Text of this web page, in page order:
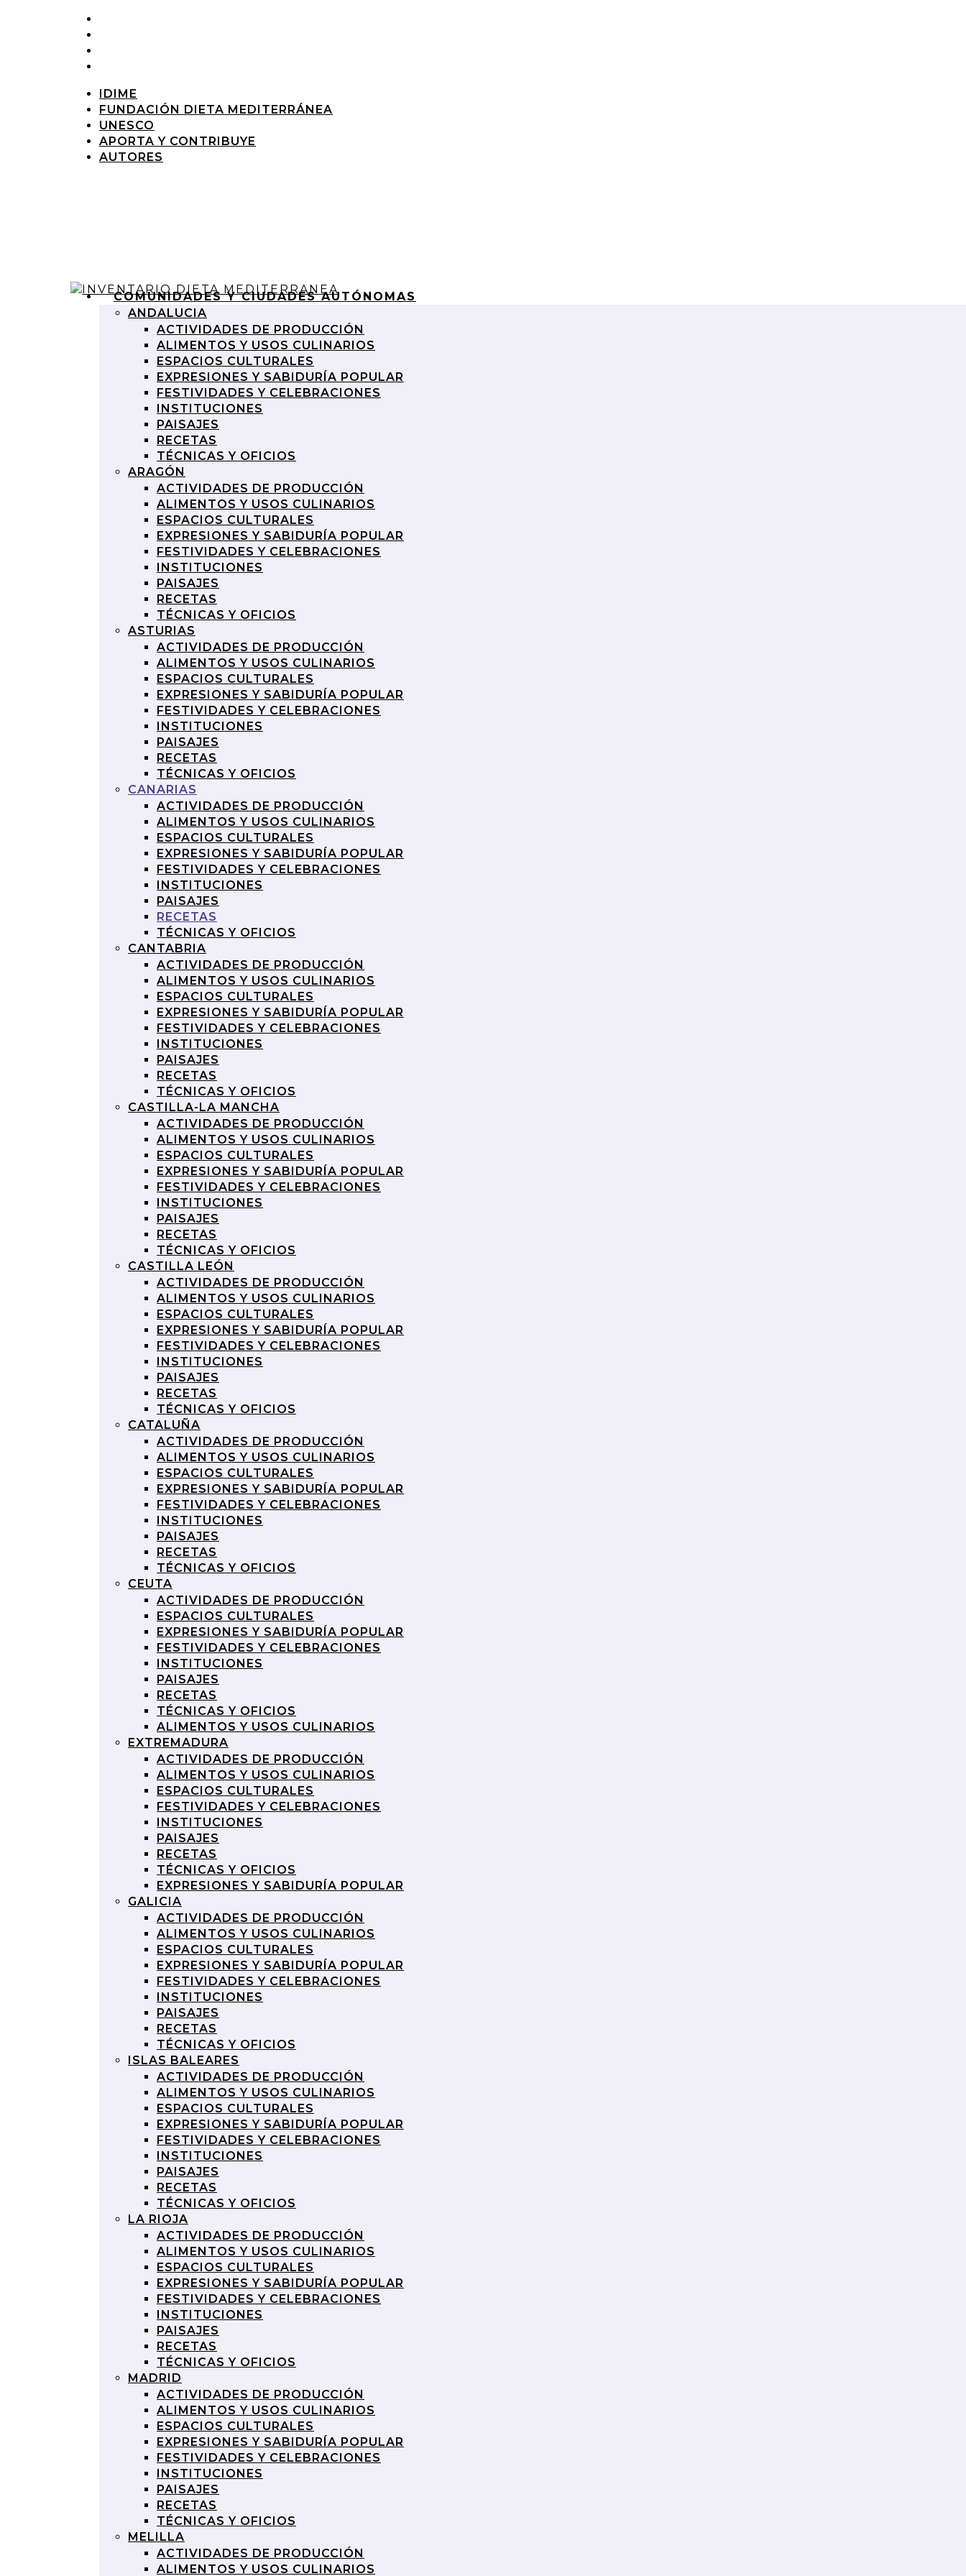
IDIME
FUNDACIÓN DIETA MEDITERRÁNEA
UNESCO
APORTA Y CONTRIBUYE
AUTORES
COMUNIDADES Y CIUDADES AUTÓNOMAS
ANDALUCIA
ACTIVIDADES DE PRODUCCIÓN
ALIMENTOS Y USOS CULINARIOS
ESPACIOS CULTURALES
EXPRESIONES Y SABIDURÍA POPULAR
FESTIVIDADES Y CELEBRACIONES
INSTITUCIONES
PAISAJES
RECETAS
TÉCNICAS Y OFICIOS
ARAGÓN
ACTIVIDADES DE PRODUCCIÓN
ALIMENTOS Y USOS CULINARIOS
ESPACIOS CULTURALES
EXPRESIONES Y SABIDURÍA POPULAR
FESTIVIDADES Y CELEBRACIONES
INSTITUCIONES
PAISAJES
RECETAS
TÉCNICAS Y OFICIOS
ASTURIAS
ACTIVIDADES DE PRODUCCIÓN
ALIMENTOS Y USOS CULINARIOS
ESPACIOS CULTURALES
EXPRESIONES Y SABIDURÍA POPULAR
FESTIVIDADES Y CELEBRACIONES
INSTITUCIONES
PAISAJES
RECETAS
TÉCNICAS Y OFICIOS
CANARIAS
ACTIVIDADES DE PRODUCCIÓN
ALIMENTOS Y USOS CULINARIOS
ESPACIOS CULTURALES
EXPRESIONES Y SABIDURÍA POPULAR
FESTIVIDADES Y CELEBRACIONES
INSTITUCIONES
PAISAJES
RECETAS
TÉCNICAS Y OFICIOS
CANTABRIA
ACTIVIDADES DE PRODUCCIÓN
ALIMENTOS Y USOS CULINARIOS
ESPACIOS CULTURALES
EXPRESIONES Y SABIDURÍA POPULAR
FESTIVIDADES Y CELEBRACIONES
INSTITUCIONES
PAISAJES
RECETAS
TÉCNICAS Y OFICIOS
CASTILLA-LA MANCHA
ACTIVIDADES DE PRODUCCIÓN
ALIMENTOS Y USOS CULINARIOS
ESPACIOS CULTURALES
EXPRESIONES Y SABIDURÍA POPULAR
FESTIVIDADES Y CELEBRACIONES
INSTITUCIONES
PAISAJES
RECETAS
TÉCNICAS Y OFICIOS
CASTILLA LEÓN
ACTIVIDADES DE PRODUCCIÓN
ALIMENTOS Y USOS CULINARIOS
ESPACIOS CULTURALES
EXPRESIONES Y SABIDURÍA POPULAR
FESTIVIDADES Y CELEBRACIONES
INSTITUCIONES
PAISAJES
RECETAS
TÉCNICAS Y OFICIOS
CATALUÑA
ACTIVIDADES DE PRODUCCIÓN
ALIMENTOS Y USOS CULINARIOS
ESPACIOS CULTURALES
EXPRESIONES Y SABIDURÍA POPULAR
FESTIVIDADES Y CELEBRACIONES
INSTITUCIONES
PAISAJES
RECETAS
TÉCNICAS Y OFICIOS
CEUTA
ACTIVIDADES DE PRODUCCIÓN
ESPACIOS CULTURALES
EXPRESIONES Y SABIDURÍA POPULAR
FESTIVIDADES Y CELEBRACIONES
INSTITUCIONES
PAISAJES
RECETAS
TÉCNICAS Y OFICIOS
ALIMENTOS Y USOS CULINARIOS
EXTREMADURA
ACTIVIDADES DE PRODUCCIÓN
ALIMENTOS Y USOS CULINARIOS
ESPACIOS CULTURALES
FESTIVIDADES Y CELEBRACIONES
INSTITUCIONES
PAISAJES
RECETAS
TÉCNICAS Y OFICIOS
EXPRESIONES Y SABIDURÍA POPULAR
GALICIA
ACTIVIDADES DE PRODUCCIÓN
ALIMENTOS Y USOS CULINARIOS
ESPACIOS CULTURALES
EXPRESIONES Y SABIDURÍA POPULAR
FESTIVIDADES Y CELEBRACIONES
INSTITUCIONES
PAISAJES
RECETAS
TÉCNICAS Y OFICIOS
ISLAS BALEARES
ACTIVIDADES DE PRODUCCIÓN
ALIMENTOS Y USOS CULINARIOS
ESPACIOS CULTURALES
EXPRESIONES Y SABIDURÍA POPULAR
FESTIVIDADES Y CELEBRACIONES
INSTITUCIONES
PAISAJES
RECETAS
TÉCNICAS Y OFICIOS
LA RIOJA
ACTIVIDADES DE PRODUCCIÓN
ALIMENTOS Y USOS CULINARIOS
ESPACIOS CULTURALES
EXPRESIONES Y SABIDURÍA POPULAR
FESTIVIDADES Y CELEBRACIONES
INSTITUCIONES
PAISAJES
RECETAS
TÉCNICAS Y OFICIOS
MADRID
ACTIVIDADES DE PRODUCCIÓN
ALIMENTOS Y USOS CULINARIOS
ESPACIOS CULTURALES
EXPRESIONES Y SABIDURÍA POPULAR
FESTIVIDADES Y CELEBRACIONES
INSTITUCIONES
PAISAJES
RECETAS
TÉCNICAS Y OFICIOS
MELILLA
ACTIVIDADES DE PRODUCCIÓN
ALIMENTOS Y USOS CULINARIOS